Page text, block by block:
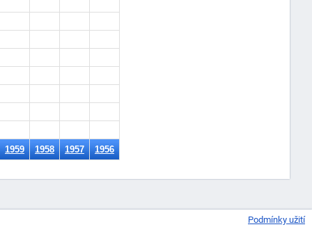
1959 1958 1957 1956
Podmínky užití